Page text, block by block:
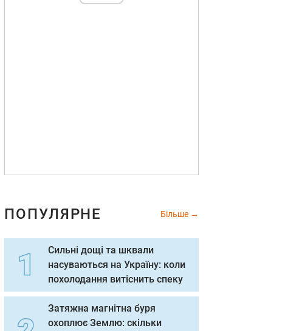
ПОПУЛЯРНЕ Більше
Сильні дощі та шквали
насуваються на Україну: коли
похолодання витіснить спеку
Затяжна магнітна буря
охоплює Землю: скільки